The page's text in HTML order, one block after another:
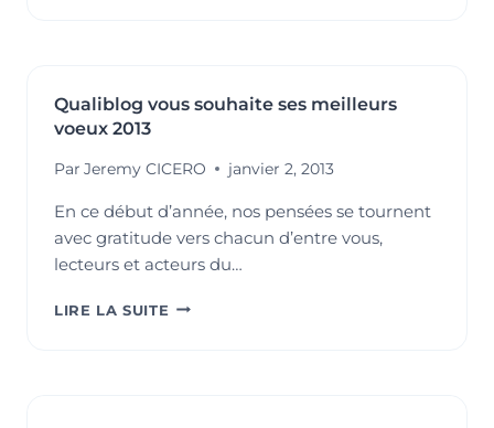
LIFE
Qualiblog vous souhaite ses meilleurs
voeux 2013
Par Jeremy CICERO janvier 2, 2013
En ce début d’année, nos pensées se tournent
avec gratitude vers chacun d’entre vous,
lecteurs et acteurs du…
LIRE LA SUITE QUALIBLOG